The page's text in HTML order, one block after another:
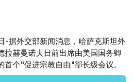
-据外交部新闻消息，哈萨克斯坦外
拉赫曼诺夫日前出席由美国国务卿
首个"促进宗教自由"部长级会议。